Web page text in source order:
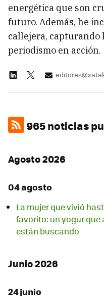
energética que son
futuro. Además, he
callejera, capturando
periodismo en acción.
965 noticias
Agosto 2026
04 agosto
La mujer que vivió
favorito: un yogur que
están buscando
Junio 2026
24 junio